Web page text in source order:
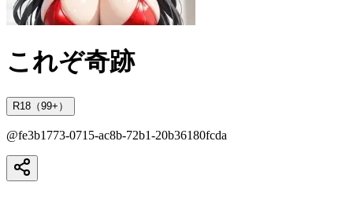
これぞ奇跡
R18（99+）
@fe3b1773-0715-ac8b-72b1-20b36180fcda